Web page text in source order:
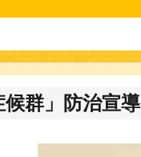
群」防治宣導